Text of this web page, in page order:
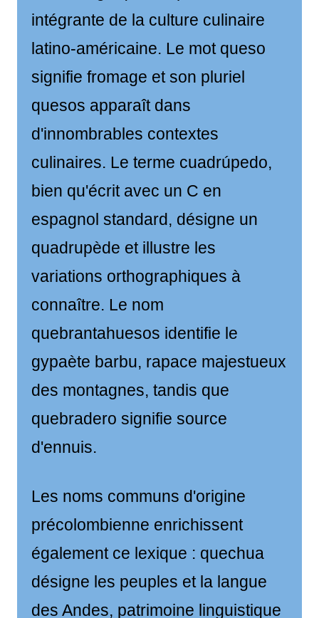
intégrante de la culture culinaire
latino-américaine. Le mot queso
signifie fromage et son pluriel
quesos apparaît dans
d'innombrables contextes
culinaires. Le terme cuadrúpedo,
bien qu'écrit avec un C en
espagnol standard, désigne un
quadrupède et illustre les
variations orthographiques à
connaître. Le nom
quebrantahuesos identifie le
gypaète barbu, rapace majestueux
des montagnes, tandis que
quebradero signifie source
d'ennuis.
Les noms communs d'origine
précolombienne enrichissent
également ce lexique : quechua
désigne les peuples et la langue
des Andes, patrimoine linguistique